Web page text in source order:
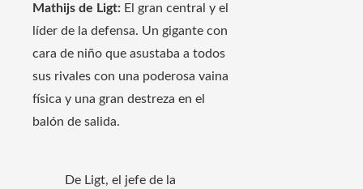
Mathijs de Ligt: El gran central y el
líder de la defensa. Un gigante con
cara de niño que asustaba a todos
sus rivales con una poderosa vaina
física y una gran destreza en el
balón de salida.
De Ligt, el jefe de la